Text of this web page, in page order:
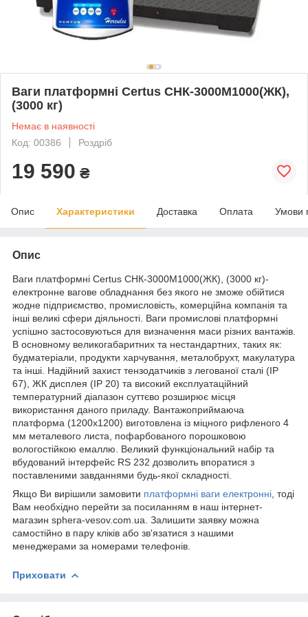
Ваги платформні Certus СНК-3000М1000(ЖК),
(3000 кг)
Немає в наявності
Код: 00386
Роздріб
19 590 ₴
Опис Характеристики Доставка Оплата Умови
Опис
Ваги платформні Certus СНК-3000М1000(ЖК), (3000 кг)-
електронне вагове обладнання без якого не зможе обійтися
жодне підприємство, промисловість, комерційна компанія та
інші великі сфери діяльності. Ваги промислові платформні
успішно застосовуються для визначення маси різних вантажів.
В основному великогабаритних та нестандартних, таких як:
будматеріали, продукти харчування, металобрухт, макулатура
та інші. Надійний захист тензодатчиків з легованої сталі (IP
67), ЖК дисплея (IP 20) та високий експлуатаційний
температурний діапазон суттєво розширює місця
використання даного приладу. Вантажоприймаюча
платформа (1200х1200) виготовлена ​​із міцного рифленого 4
мм металевого листа, пофарбованого порошковою
вологостійкою емаллю. Великий функціональний набір та
вбудований інтерфейс RS 232 дозволить впоратися з
поставленими завданнями будь-якої складності.
Якщо Ви вирішили замовити платформні ваги електронні , тоді
Вам необхідно перейти за посиланням в наш інтернет-
магазин sphera-vesov.com.ua. Залишити заявку можна
самостійно в пару кліків або зв'язатися з нашими
менеджерами за номерами телефонів.
Приховати